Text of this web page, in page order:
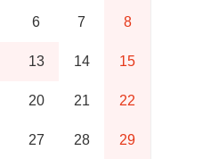
6 7 8
13 14 15
20 21 22
27 28 29